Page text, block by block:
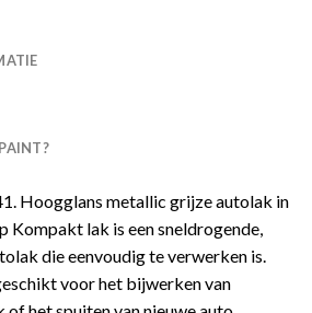
Hoogglans metallic grijze autolak in
Kompakt lak is een sneldrogende,
die eenvoudig te verwerken is.
voor het bijwerken van